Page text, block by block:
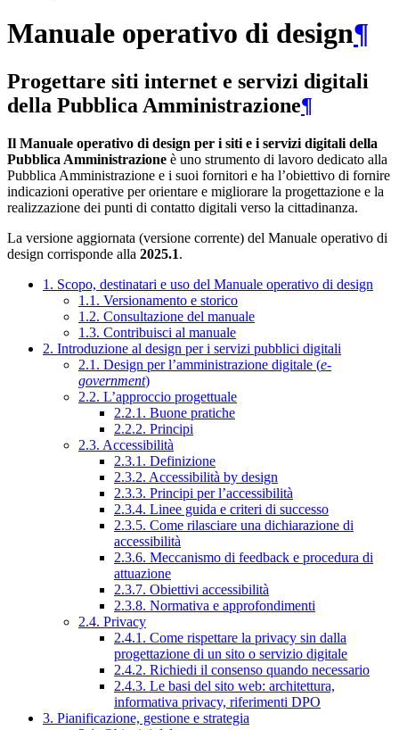
Manuale operativo di design¶
Progettare siti internet e servizi digitali
della Pubblica Amministrazione¶
Il Manuale operativo di design per i siti e i servizi digitali della
Pubblica Amministrazione è uno strumento di lavoro dedicato alla
Pubblica Amministrazione e i suoi fornitori e ha l’obiettivo di fornire
indicazioni operative per orientare e migliorare la progettazione e la
realizzazione dei punti di contatto digitali verso la cittadinanza.
La versione aggiornata (versione corrente) del Manuale operativo di
design corrisponde alla 2025.1.
1. Scopo, destinatari e uso del Manuale operativo di design
1.1. Versionamento e storico
1.2. Consultazione del manuale
1.3. Contribuisci al manuale
2. Introduzione al design per i servizi pubblici digitali
2.1. Design per l’amministrazione digitale (e-
government)
2.2. L’approccio progettuale
2.2.1. Buone pratiche
2.2.2. Principi
2.3. Accessibilità
2.3.1. Definizione
2.3.2. Accessibilità by design
2.3.3. Principi per l’accessibilità
2.3.4. Linee guida e criteri di successo
2.3.5. Come rilasciare una dichiarazione di
accessibilità
2.3.6. Meccanismo di feedback e procedura di
attuazione
2.3.7. Obiettivi accessibilità
2.3.8. Normativa e approfondimenti
2.4. Privacy
2.4.1. Come rispettare la privacy sin dalla
progettazione di un sito o servizio digitale
2.4.2. Richiedi il consenso quando necessario
2.4.3. Le basi del sito web: architettura,
informativa privacy, riferimenti DPO
3. Pianificazione, gestione e strategia